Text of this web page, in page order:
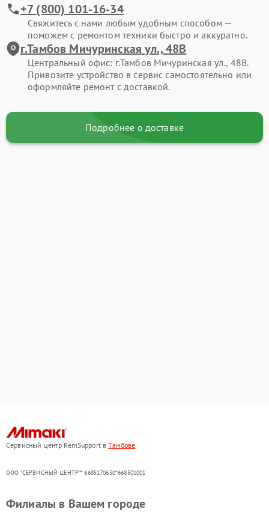
+7 (800) 101-16-34
Свяжитесь с нами любым удобным способом —
поможем с ремонтом техники быстро и аккуратно.
г.Тамбов Мичуринская ул., 48В
Центральный офис: г.Тамбов Мичуринская ул., 48В.
Привозите устройство в сервис самостоятельно или
оформляйте ремонт с доставкой.
Подробнее о доставке
Сервисный центр RemSupport вТамбове
ООО "СЕРВИСНЫЙ ЦЕНТР"* 6685170650*668501001
Филиалы в Вашем городе